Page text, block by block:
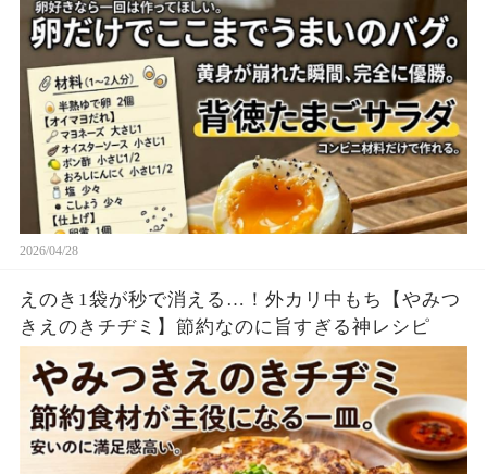
レシピ
2026/04/28
えのき1袋が秒で消える…！外カリ中もち【やみつ
きえのきチヂミ】節約なのに旨すぎる神レシピ